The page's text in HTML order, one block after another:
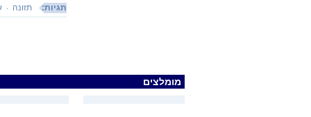
תגיות: תזונה
מומלצים